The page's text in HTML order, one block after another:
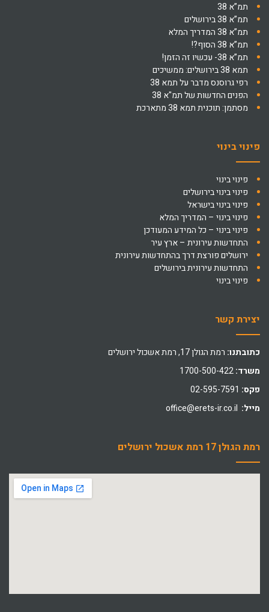
תמ”א 38
תמ”א 38 בירושלים
תמ”א 38 המדריך המלא
תמ”א 38 הסוף?!
תמ”א 38- עכשיו זה הזמן!
תמא 38 בירושלים: ממשיכים
רפי גרוסנס מדבר על תמא 38
הפנים החדשות של תמ"א 38
מסתמן: תוכנית תמא 38 מתארכת
פינוי בינוי
פינוי בינוי
פינוי בינוי בירושלים
פינוי בינוי בישראל
פינוי בינוי – המדריך המלא
פינוי בינוי – כל המידע המעודכן
התחדשות עירונית – ארץ עיר
ירושלים פורצת דרך בהתחדשות עירונית
התחדשות עירונית בירושלים
פינוי בינוי
יצירת קשר
כתובתנו: רמת הגולן 17, רמת אשכול ירושלים
משרד:
פקס:
מייל: office@erets-ir.co.il
רמת הגולן 17 רמת אשכול ירושלים